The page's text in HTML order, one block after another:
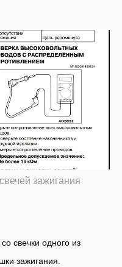
зажигания
свечки одного из
зажигания.